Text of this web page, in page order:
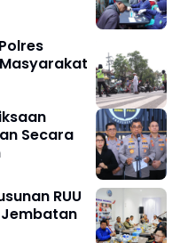
Secara
RUU